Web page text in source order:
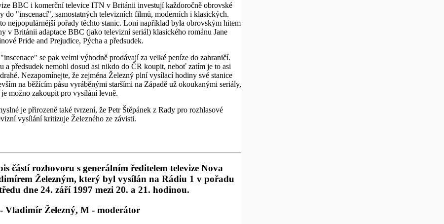
BBC i komerční televice ITN v Británii investují každoročně obrovské
do "inscenací", samostatných televizních filmů, moderních i klasických.
nejpopulárnější pořady těchto stanic. Loni například byla obrovským hitem
v Británii adaptace BBC (jako televizní seriál) klasického románu Jane
Pride and Prejudice, Pýcha a předsudek.
se pak velmi výhodně prodávají za velké peníze do zahraničí.
a předsudek nemohl dosud asi nikdo do ČR koupit, neboť zatím je to asi
Nezapomínejte, že zejména Železný plní vysílací hodiny své stanice
na běžícím pásu vyráběnými staršími na Západě už okoukanými seriály,
je možno zakoupit pro vysílání levně.
je přirozeně také tvrzení, že Petr Štěpánek z Rady pro rozhlasové
vysílání kritizuje Železného ze závisti.
částí rozhovoru s generálním ředitelem televize Nova
Železným, který byl vysílán na Rádiu 1 v pořadu
dne 24. září 1997 mezi 20. a 21. hodinou.
Vladimír Železný, M - moderátor